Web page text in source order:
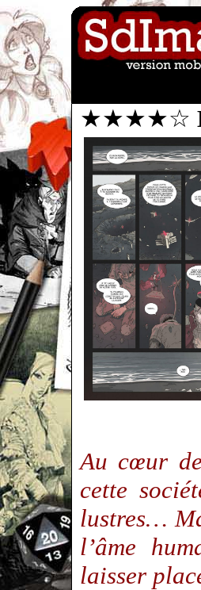
★★★★☆
Au cœur
cette
lustres…
l’âme
laisser